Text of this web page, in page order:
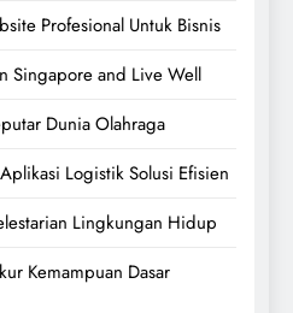
Profesional Untuk Bisnis
Singapore and Live Well
Dunia Olahraga
Logistik Solusi Efisien
Lingkungan Hidup
Kemampuan Dasar